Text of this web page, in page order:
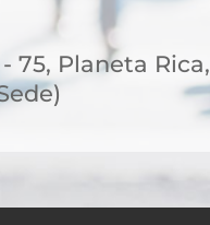
- 75, Planeta Rica,